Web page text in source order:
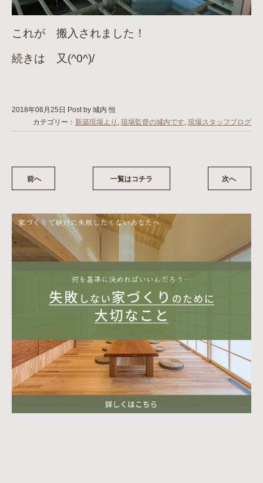
これが 搬入されました！
続きは 又(^0^)/
2018年06月25日 Post by 城内 恒
カテゴリー： 新築現場より , 現場監督の城内です, 現場スタッフブログ
前へ 一覧はコチラ 次へ